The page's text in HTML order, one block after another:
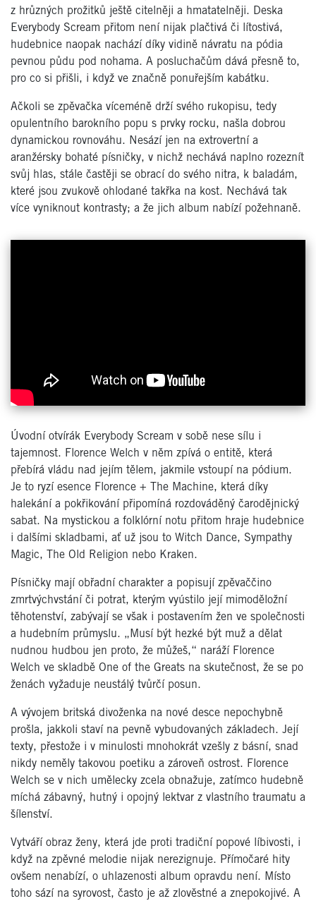
z hrůzných prožitků ještě citelněji a hmatatelněji. Deska
Everybody Scream přitom není nijak plačtivá či lítostivá,
hudebnice naopak nachází díky vidině návratu na pódia
pevnou půdu pod nohama. A posluchačům dává přesně to,
pro co si přišli, i když ve značně ponuřejším kabátku.
Ačkoli se zpěvačka víceméně drží svého rukopisu, tedy
opulentního barokního popu s prvky rocku, našla dobrou
dynamickou rovnováhu. Nesází jen na extrovertní a
aranžérsky bohaté písničky, v nichž nechává naplno rozeznít
svůj hlas, stále častěji se obrací do svého nitra, k baladám,
které jsou zvukově ohlodané takřka na kost. Nechává tak
více vyniknout kontrasty; a že jich album nabízí požehnaně.
Úvodní otvírák Everybody Scream v sobě nese sílu i
tajemnost. Florence Welch v něm zpívá o entitě, která
přebírá vládu nad jejím tělem, jakmile vstoupí na pódium.
Je to ryzí esence Florence + The Machine, která díky
halekání a pokřikování připomíná rozdováděný čarodějnický
sabat. Na mystickou a folklórní notu přitom hraje hudebnice
i dalšími skladbami, ať už jsou to Witch Dance, Sympathy
Magic, The Old Religion nebo Kraken.
Písničky mají obřadní charakter a popisují zpěvaččino
zmrtvýchvstání či potrat, kterým vyústilo její mimoděložní
těhotenství, zabývají se však i postavením žen ve společnosti
a hudebním průmyslu. „Musí být hezké být muž a dělat
nudnou hudbou jen proto, že můžeš,“ naráží Florence
Welch ve skladbě One of the Greats na skutečnost, že se po
ženách vyžaduje neustálý tvůrčí posun.
A vývojem britská divoženka na nové desce nepochybně
prošla, jakkoli staví na pevně vybudovaných základech. Její
texty, přestože i v minulosti mnohokrát vzešly z básní, snad
nikdy neměly takovou poetiku a zároveň ostrost. Florence
Welch se v nich umělecky zcela obnažuje, zatímco hudebně
míchá zábavný, hutný i opojný lektvar z vlastního traumatu a
šílenství.
Vytváří obraz ženy, která jde proti tradiční popové líbivosti, i
když na zpěvné melodie nijak nerezignuje. Přímočaré hity
ovšem nenabízí, o uhlazenosti album opravdu není. Místo
toho sází na syrovost, často je až zlověstné a znepokojivé. A